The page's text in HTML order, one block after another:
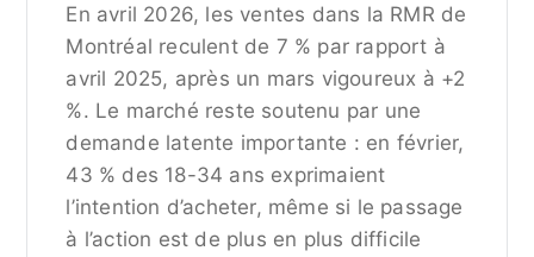
En avril 2026, les ventes dans la RMR de
Montréal reculent de 7 % par rapport à
avril 2025, après un mars vigoureux à +2
%. Le marché reste soutenu par une
demande latente importante : en février,
43 % des 18-34 ans exprimaient
l’intention d’acheter, même si le passage
à l’action est de plus en plus difficile